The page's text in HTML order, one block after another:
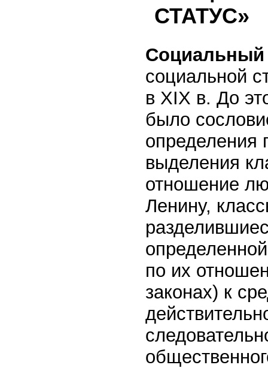
СТАТУС»
социальной
в XIX в. До
было
определения
выделения
отношение
Ленину,
по их
законах) к